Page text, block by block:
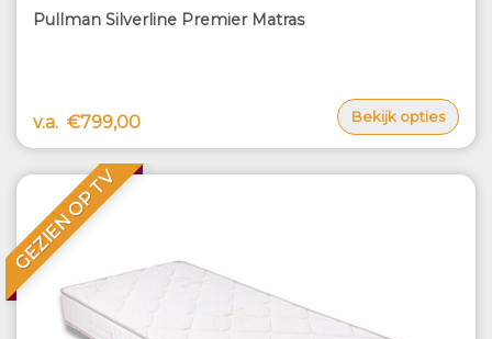
Pullman Silverline Premier Matras
v.a. €799,00 Bekijk opties
GEZIEN OP TV